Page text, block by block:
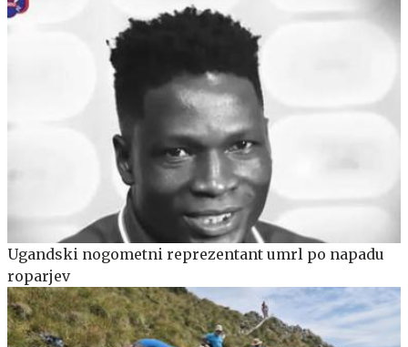
Ugandski nogometni reprezentant umrl po napadu
roparjev